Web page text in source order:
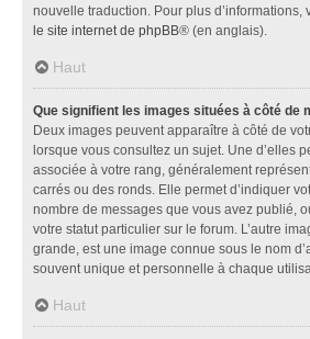
nouvelle traduction. Pour plus d’informations,
le site internet de phpBB® (en anglais).
Haut
Que signifient les images situées à côté de
Deux images peuvent apparaître à côté de
lorsque vous consultez un sujet. Une d’elles
associée à votre rang, généralement
carrés ou des ronds. Elle permet d’indiquer
nombre de messages que vous avez publié,
votre statut particulier sur le forum. L’autre
grande, est une image connue sous le nom
souvent unique et personnelle à chaque
Haut